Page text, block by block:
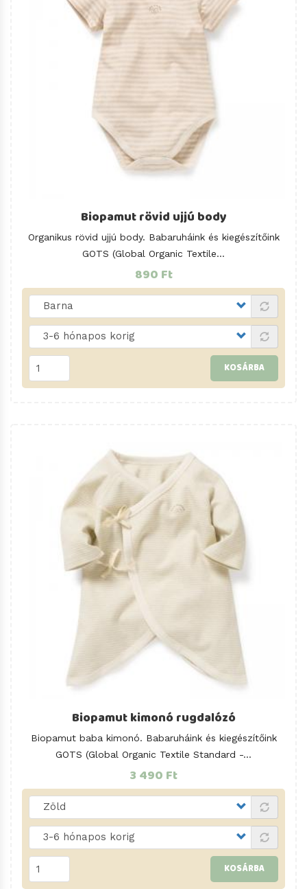
Biopamut rövid ujjú body
Organikus rövid ujjú body. Babaruháink és kiegészítőink
GOTS (Global Organic Textile...
890 Ft
KOSÁRBA
Biopamut kimonó rugdalózó
Biopamut baba kimonó. Babaruháink és kiegészítőink
GOTS (Global Organic Textile Standard -...
3 490 Ft
KOSÁRBA